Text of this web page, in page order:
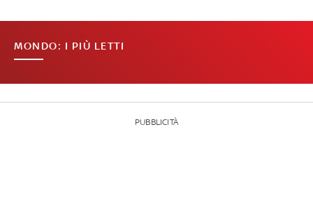
MONDO: I PIÙ LETTI
PUBBLICITÀ